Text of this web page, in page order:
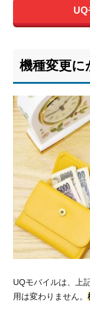
ト
UQモ
メリ
ット
6.2.
UQモ
バイ
ルの
デメ
リッ
7.
乗り
換え
うが
良い
なと
UQ
機種変更に
UQモバイルは、上
用は変わりません。